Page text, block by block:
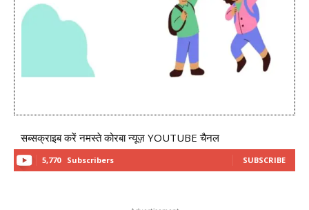
सब्सक्राइब करें नमस्ते कोरबा न्यूज़ YOUTUBE चैनल
5,770 Subscribers SUBSCRIBE